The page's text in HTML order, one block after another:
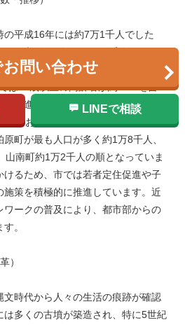
平成16年には約7万1千人でした
、令和4年現在で約6万3千人となって
世帯で、1世帯あたりの平均人員は
は65歳以上の高齢者が約35％を占
化が進行しています。一方で、0～14
っており、少子高齢化の課題を抱え
町が最も人口が多く約1万8千人、
山南町約1万2千人の順となっていま
るため、市では若者定住促進や子
策を積極的に推進しています。近
ークの普及により、都市部からの
。
）
時代から人々の生活の痕跡が確認
は多くの古墳が築造され、特に5世紀
お問い合わせ
LINEで相談